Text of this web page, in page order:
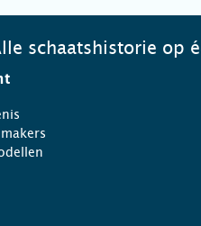
schaatshistorie op